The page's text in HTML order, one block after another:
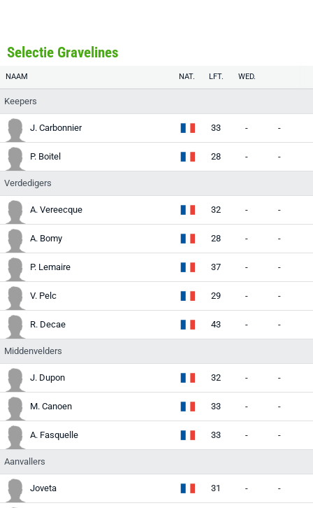
Selectie Gravelines
NAAM NAT. LFT. WED.
Keepers
J. Carbonnier 33 - -
P. Boitel 28 - -
Verdedigers
A. Vereecque 32 - -
A. Bomy 28 - -
P. Lemaire 37 - -
V. Pelc 29 - -
R. Decae 43 - -
Middenvelders
J. Dupon 32 - -
M. Canoen 33 - -
A. Fasquelle 33 - -
Aanvallers
Joveta 31 - -